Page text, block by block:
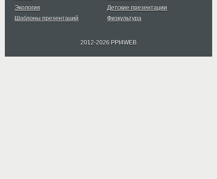
Экология
Детские презентации
Шаблоны презентаций
Физкультура
2012-2026 PPt4WEB